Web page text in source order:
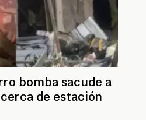
bomba sacude a
de estación